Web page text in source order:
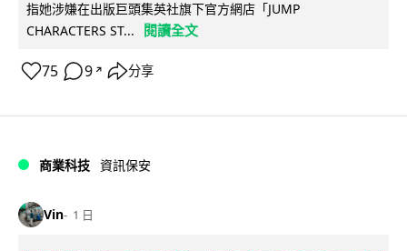
指她涉嫌在出版巨頭集英社旗下官方網店「JUMP
CHARACTERS ST...
閱讀全文
75 9 ↗ 分享
商業科技 資訊保安
Vin 1 日